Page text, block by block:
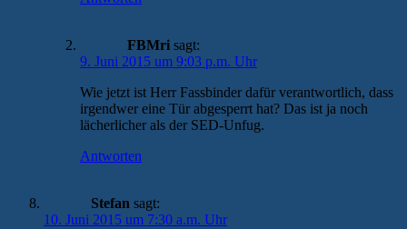
FBMri sagt:
9. Juni 2015 um 9:03 p.m. Uhr
Wie jetzt ist Herr Fassbinder dafür verantwortlich, dass
irgendwer eine Tür abgesperrt hat? Das ist ja noch
lächerlicher als der SED-Unfug.
Antworten
Stefan sagt:
10. Juni 2015 um 7:30 a.m. Uhr